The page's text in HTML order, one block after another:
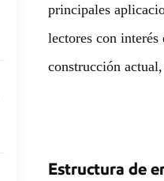
principales
lectores con interés
construcción
Estructura de